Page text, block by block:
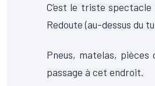
C’est le triste
Redoute (au-dessus du
Pneus, matelas,
passage à cet endroit.